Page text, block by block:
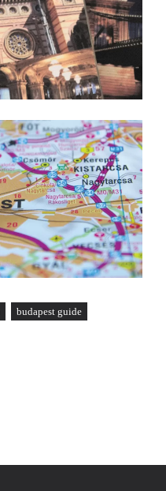
budapest guide